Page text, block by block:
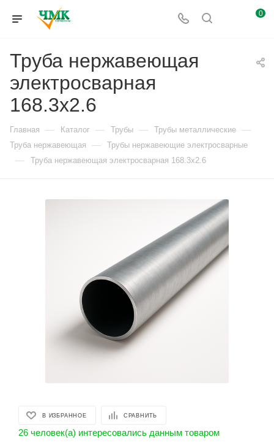
0
Труба нержавеющая
электросварная
168.3х2.6
Главная — Каталог — Трубы — Трубы металлические —
Труба нержавеющая — Трубы нержавеющие электросварные
— Труба нержавеющая электросварная 168.3х2.6
В ИЗБРАННОЕ СРАВНИТЬ
26 человек(а) интересовались данным товаром